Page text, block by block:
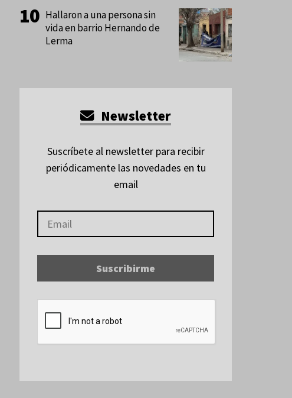
Hallaron a una persona sin
vida en barrio Hernando de
Lerma
Newsletter
Suscríbete al newsletter para recibir
periódicamente las novedades en tu
email
Suscribirme